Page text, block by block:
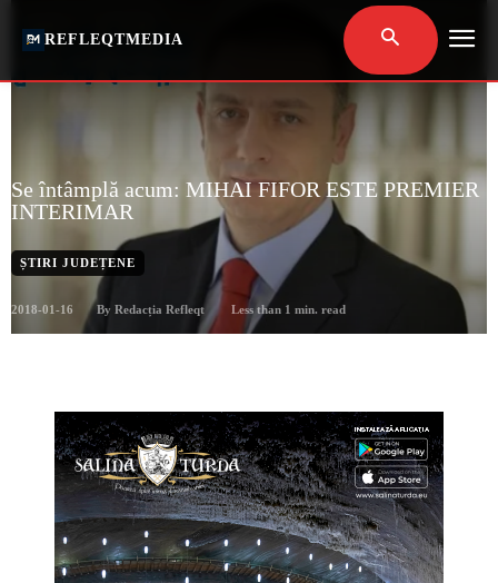
REFLEQTMEDIA
Se întâmplă acum: MIHAI FIFOR ESTE PREMIER
INTERIMAR
ȘTIRI JUDEȚENE
2018-01-16 By Redacția Refleqt Less than 1 min. read